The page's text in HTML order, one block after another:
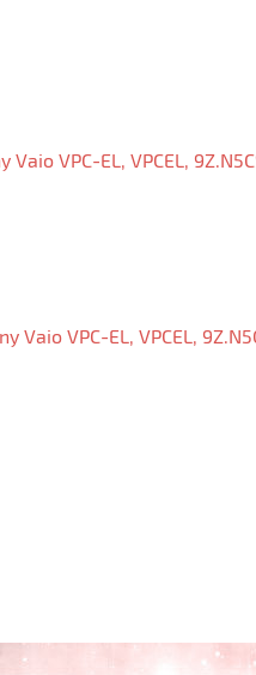
Vaio VPC-EL, VPCEL,
Vaio VPC-EL, VPCEL,